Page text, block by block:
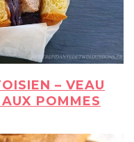
– VEAU
POMMES